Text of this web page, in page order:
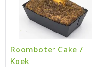
Roomboter Cake/
Koek